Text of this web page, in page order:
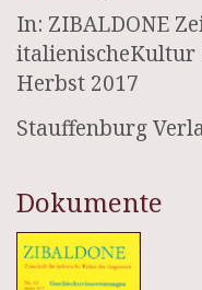
In: ZIBALDONE
italienischeKultur
Herbst 2017
Stauffenburg
Dokumente